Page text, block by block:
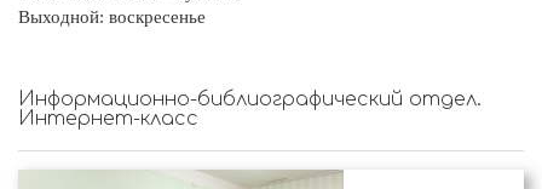
Выходной: воскресенье
Информационно-библиографический отдел.
Интернет-класс